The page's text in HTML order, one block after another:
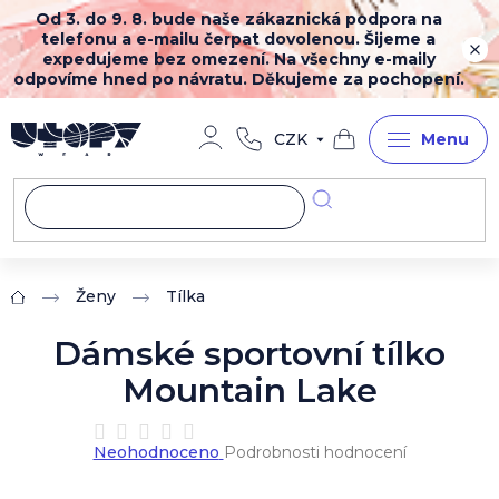
Přejít
na
obsah
Od 3. do 9. 8. bude naše zákaznická podpora na
telefonu a e-mailu čerpat dovolenou. Šijeme a
expedujeme bez omezení. Na všechny e-maily
odpovíme hned po návratu. Děkujeme za pochopení.
CZK
Nákupní
košík
Domů Ženy Tílka
Dámské sportovní tílko
Mountain Lake
Průměrné
hodnocení
Neohodnoceno Podrobnosti hodnocení